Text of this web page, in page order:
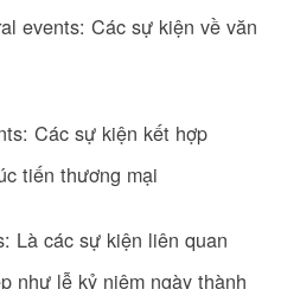
events: Các sự kiện về văn
Các sự kiện kết hợp
tiến thương mại
Là các sự kiện liên quan
như lễ kỷ niệm ngày thành